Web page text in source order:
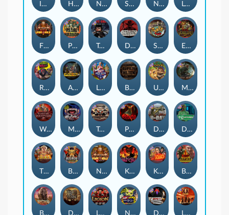
Nexus Blood & Shadow
Kill Em All Blood Diamond
Dead, Dead, or Deader
Nexus Fire In The Hole xBomb
Dead Men Walking
Home of the Brave
Munchies
Skate or Die
Stockholm Syndrome
Apocalypse Super xNudge Bangkok Hilton
Nexus Outsourced
Loner
Fire In The Hole xBomb
Tombstone No Mercy
Roadkill
Kiss My Chainsaw
Nine To Five
Land of the Free
Warrior Graveyard xNudge
Little Bighorn
Devil's Crossroad
Evil Goblins xBomb
Possessed
Legion X
Disturbed
Buffalo Hunter
Pearl Harbor
Infectious 5 xWays
Misery Mining
True Grit Redemption
Bushido Way xNudge
D Day
The Border
Ugliest Catch